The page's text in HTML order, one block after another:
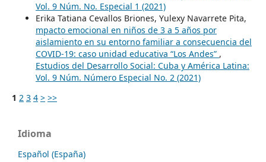
Vol. 9 Núm. No. Especial 1 (2021)
Erika Tatiana Cevallos Briones, Yulexy Navarrete Pita,
mpacto emocional en niños de 3 a 5 años por
aislamiento en su entorno familiar a consecuencia del
COVID-19: caso unidad educativa “Los Andes” ,
Estudios del Desarrollo Social: Cuba y América Latina:
Vol. 9 Núm. Número Especial No. 2 (2021)
1 2 3 4 > >>
Idioma
Español (España)